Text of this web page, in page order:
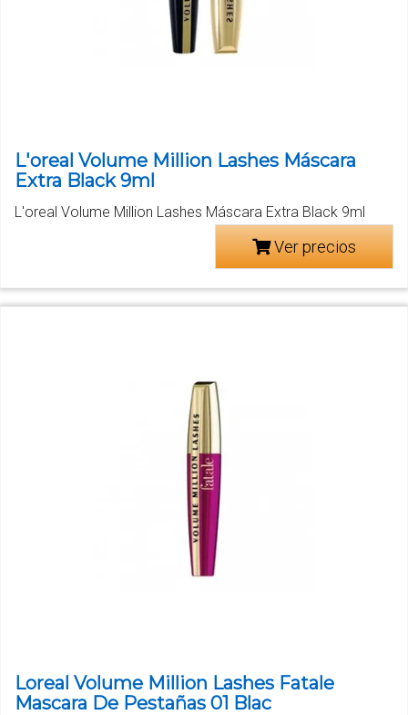
L'oreal Volume Million Lashes Máscara
Extra Black 9ml
L'oreal Volume Million Lashes Máscara Extra Black 9ml
Ver precios
Loreal Volume Million Lashes Fatale
Mascara De Pestañas 01 Blac